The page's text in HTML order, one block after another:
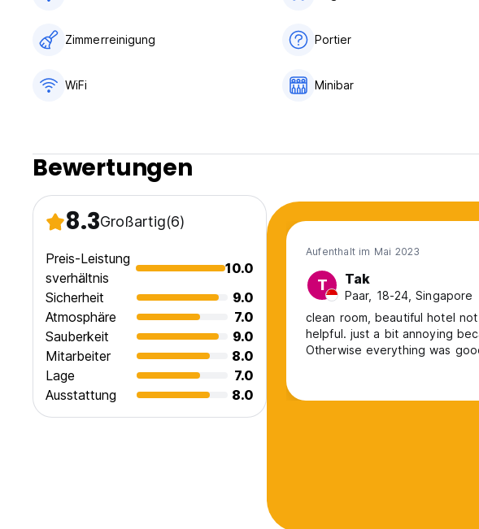
7. Keine Ausgangssperre
8. Rauchen ist in den Zimmern verboten, es ist jedoch ein ausgewiesener
(1) Kinder jeden Alters sind willkommen
(2) Kinderbett auf Anfrage (0 - 2 Jahre): kostenlos
11. Öffnungszeiten der Rezeption: 24 Stunden (Auto-translated from original
Zimmerreinigung Portier
WiFi Minibar
Bewertungen
8.3Großartig(6)
Preis-Leistung
sverhältnis
10.0
Sicherheit
9.0
Atmosphäre
7.0
Sauberkeit
9.0
Mitarbeiter
8.0
Lage
7.0
Ausstattung
8.0
Aufenthalt im Mai 2023
T Tak
Paar, 18-24, Singapore
clean room, beautiful hotel
helpful. just a bit annoying
Otherwise everything was